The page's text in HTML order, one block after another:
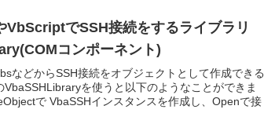
VbScriptでSSH接続をするライブラリ
コンポーネント)
などからSSH接続をオブジェクトとして作成できる
VbaSSHLibraryを使うと以下のようなことができま
で VbaSSHインスタンスを作成し、Openで接